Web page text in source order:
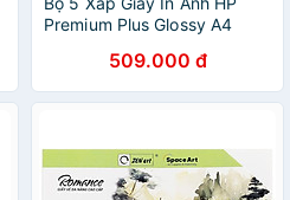
Premium Plus Glossy A4
509.000 đ